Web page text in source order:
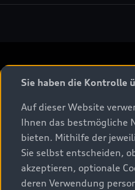
Alle Modelle
Modelle vergleichen
Elektromodelle
Beratung & Kauf
Aktuelle Angebote
Service & Zubehör
Sie haben die Kontrolle
Auf dieser Website
Ihnen das bestmögliche
bieten. Mithilfe der
Sie selbst entscheiden,
akzeptieren, optionale
deren Verwendung